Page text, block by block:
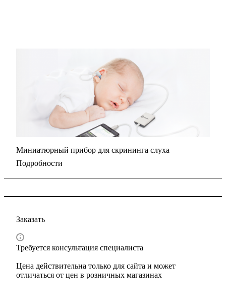
Миниатюрный прибор для скрининга слуха
Подробности
Заказать
Требуется консультация специалиста
Цена действительна только для сайта и может
отличаться от цен в розничных магазинах